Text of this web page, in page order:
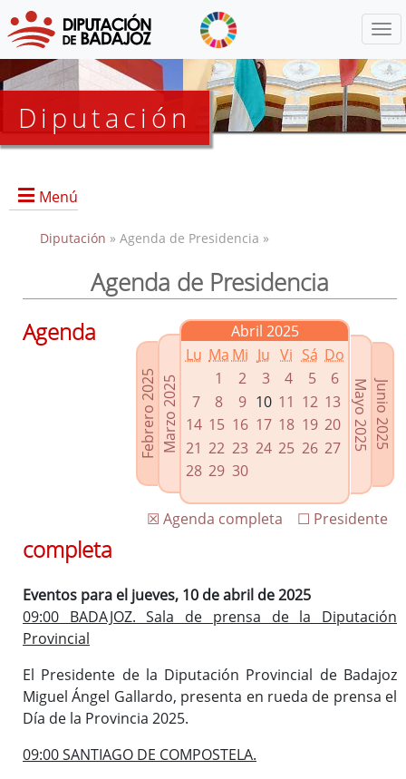
Diputación
Menú
Presidencia
Grupos Políticos
Enlaces relacionados
Agenda de Presidencia
Plenos provinciales y Juntas de gobierno
Oficina de Proyectos Europeos
Diputación » Agenda de Presidencia »
Agenda de Presidencia
Febrero 2025Marzo 2025
Abril 2025
Lu Ma Mi Ju Vi Sá Do
1
2 3 4 5
6
7
8 9 10 11 12 13
14 15 16 17 18 19 20
21 22 23 24 25 26 27
28 29 30
Junio 2025
Mayo 2025
☐ Presidente
☒ Agenda completa
Agenda
completa
Eventos para el jueves, 10 de abril de 2025
09:00 BADAJOZ. Sala de prensa de la Diputación
Provincial
El Presidente de la Diputación Provincial de Badajoz
Miguel Ángel Gallardo, presenta en rueda de prensa el
Día de la Provincia 2025.
09:00 SANTIAGO DE COMPOSTELA.